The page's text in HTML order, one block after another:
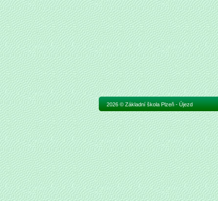
2026 © Základní škola Plzeň - Újezd